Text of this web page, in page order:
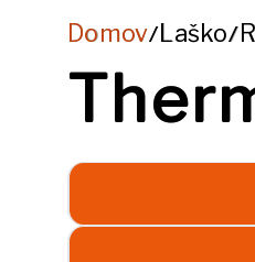
Domov/Laško/